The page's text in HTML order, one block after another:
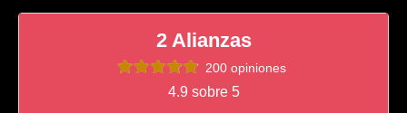
2 Alianzas
200 opiniones
4.9 sobre 5